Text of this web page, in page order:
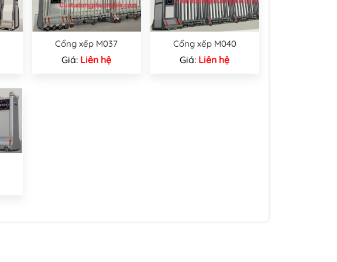
Cổng xếp M037
Giá: Liên hệ
Cổng xếp M040
Giá: Liên hệ